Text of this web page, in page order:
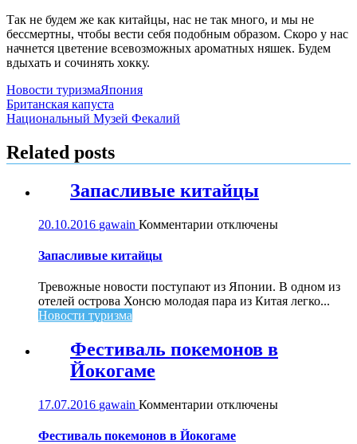
Так не будем же как китайцы, нас не так много, и мы не
бессмертны, чтобы вести себя подобным образом. Скоро у нас
начнется цветение всевозможных ароматных няшек. Будем
вдыхать и сочинять хокку.
Новости туризмаЯпония
Навигация
по
записям
Британская капуста
Национальный Музей Фекалий
Related posts
Запасливые китайцы
20.10.2016 gawain Комментарии котключены
Запасливые китайцы
Тревожные новости поступают из Японии. В одном из
отелей острова Хонсю молодая пара из Китая легко...
Новости туризма
Фестиваль покемонов в
Йокогаме
17.07.2016 gawain Комментарии к
Фестиваль
отключены
Фестиваль покемонов в Йокогаме